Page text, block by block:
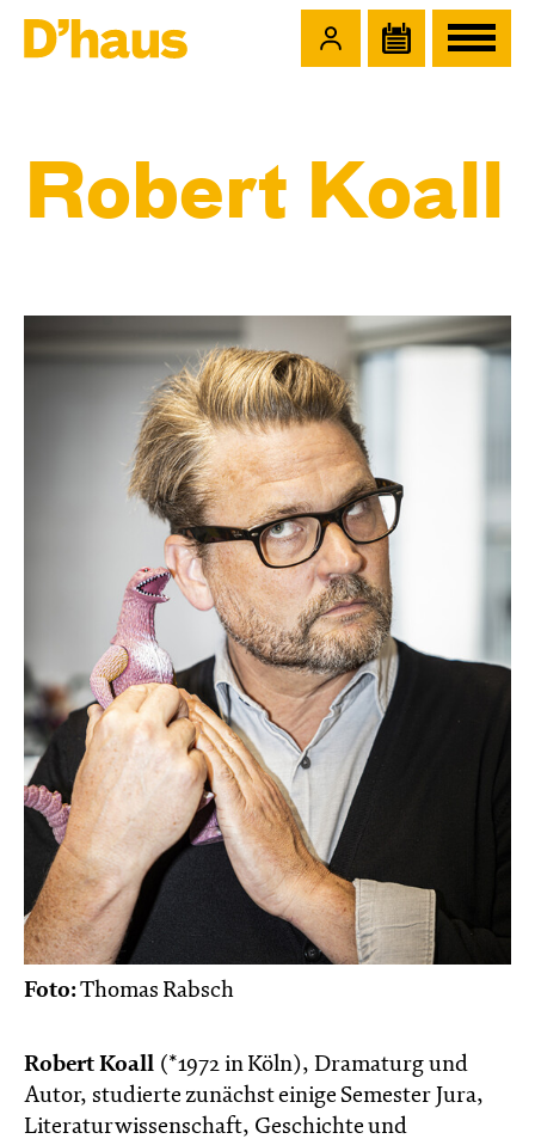
Robert Koall
Foto:Thomas Rabsch
Robert Koall (*1972 in Köln), Dramaturg und
Autor, studierte zunächst einige Semester Jura,
Literaturwissenschaft, Geschichte und